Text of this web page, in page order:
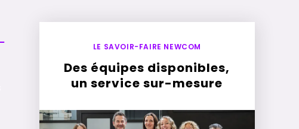
LE SAVOIR-FAIRE NEWCOM
Des équipes disponibles,
un service sur-mesure